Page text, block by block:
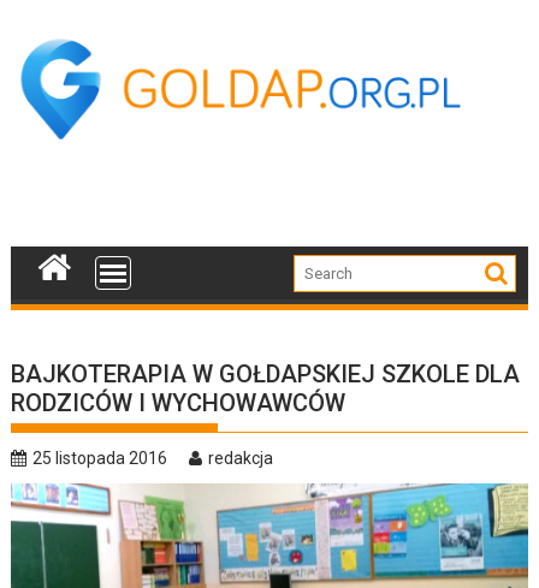
content
BAJKOTERAPIA W GOŁDAPSKIEJ SZKOLE DLA
RODZICÓW I WYCHOWAWCÓW
25 listopada 2016 redakcja